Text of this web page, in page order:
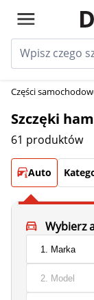
Części
Szczęki
61 produktów
Auto
Wybierz